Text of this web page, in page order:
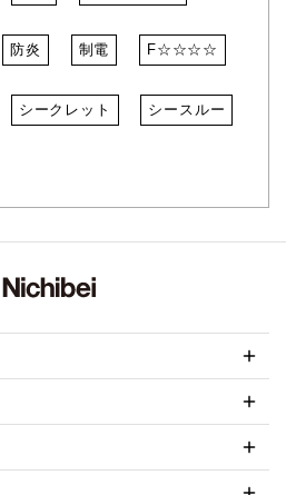
防炎 制電 F☆☆☆☆
シークレット シースルー